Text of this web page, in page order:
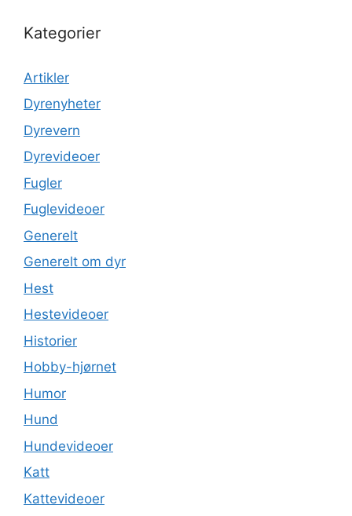
Kategorier
Artikler
Dyrenyheter
Dyrevern
Dyrevideoer
Fugler
Fuglevideoer
Generelt
Generelt om dyr
Hest
Hestevideoer
Historier
Hobby-hjørnet
Humor
Hund
Hundevideoer
Katt
Kattevideoer